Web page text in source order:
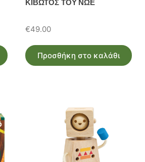
ΚΙΒΩΤΟΣ ΤΟΥ ΝΩΕ
€49.00
Προσθήκη στο καλάθι